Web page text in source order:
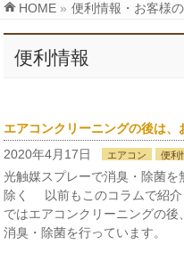
HOME » 便利情報・お客様
便利情報
エアコンクリーニングの後は
2020年4月17日
エアコン 便利
光触媒スプレーで消臭・除菌
除く 以前もこのコラムで紹介
ではエアコンクリーニングの
消臭・除菌を行っています